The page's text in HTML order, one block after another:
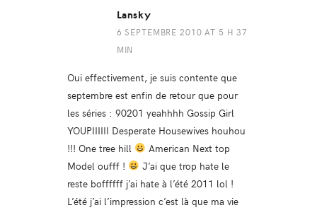
Lansky
6 SEPTEMBRE 2010 AT 5 H 37
MIN
Oui effectivement, je suis contente que
septembre est enfin de retour que pour
les séries : 90201 yeahhhh Gossip Girl
YOUPIIIIII Desperate Housewives houhou
!!! One tree hill
American Next top
Model oufff !
J’ai que trop hate le
reste boffffff j’ai hate à l’été 2011 lol !
L’été j’ai l’impression c’est là que ma vie